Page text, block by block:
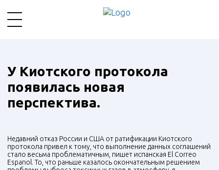
У Киотского протокола
появилась новая
перспектива.
Недавний отказ России и США от ратификации Киотского
протокола привел к тому, что выполнение данных соглашений
стало весьма проблематичным, пишет испанская El Correo
Espanol. То, что раньше казалось окончательным решением